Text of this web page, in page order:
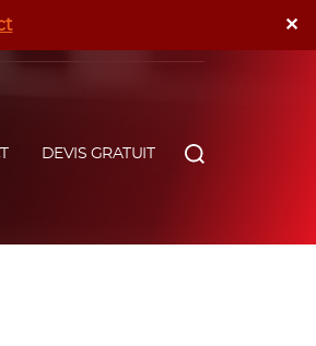
✕
DEVIS GRATUIT